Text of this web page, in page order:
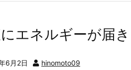
エネルギーが届
6月2日 hinomoto09